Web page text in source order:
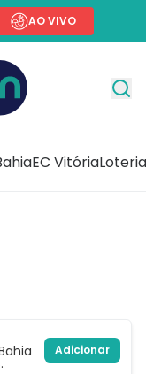
AO VIVO
EC Vitória
Adicionar